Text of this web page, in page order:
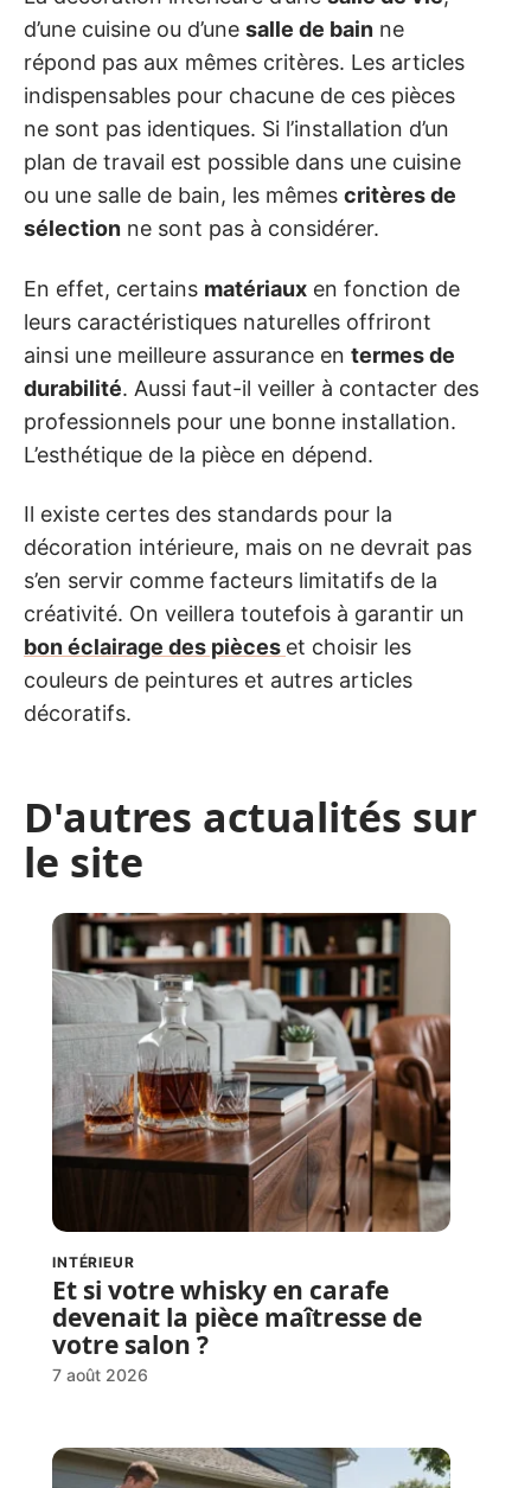
d’une cuisine ou d’une salle de bain ne
répond pas aux mêmes critères. Les articles
indispensables pour chacune de ces pièces
ne sont pas identiques. Si l’installation d’un
plan de travail est possible dans une cuisine
ou une salle de bain, les mêmes critères de
sélection ne sont pas à considérer.
En effet, certains matériaux en fonction de
leurs caractéristiques naturelles offriront
ainsi une meilleure assurance en termes de
durabilité. Aussi faut-il veiller à contacter des
professionnels pour une bonne installation.
L’esthétique de la pièce en dépend.
Il existe certes des standards pour la
décoration intérieure, mais on ne devrait pas
s’en servir comme facteurs limitatifs de la
créativité. On veillera toutefois à garantir un
bon éclairage des pièces et choisir les
couleurs de peintures et autres articles
décoratifs.
D'autres actualités sur
le site
INTÉRIEUR
Et si votre whisky en carafe
devenait la pièce maîtresse de
votre salon ?
7 août 2026